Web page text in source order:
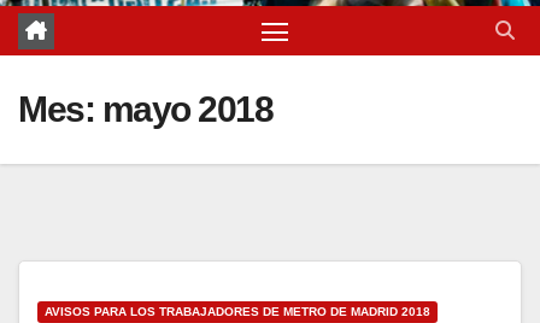
Mes: mayo 2018
AVISOS PARA LOS TRABAJADORES DE METRO DE MADRID 2018